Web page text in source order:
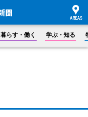
暮らす・働く 学ぶ・知る